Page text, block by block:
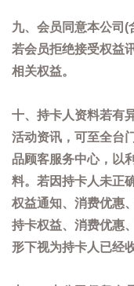
九、会员同意本公司(
若会员拒绝接受权益
相关权益。
十、持卡人资料若有
活动资讯，可至全台
品顾客服务中心，以
料。若因持卡人未正
权益通知、消费优惠
持卡权益、消费优惠
形下视为持卡人已经